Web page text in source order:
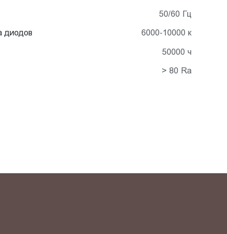
50/60 Гц
диодов 6000-10000 к
50000 ч
> 80 Ra